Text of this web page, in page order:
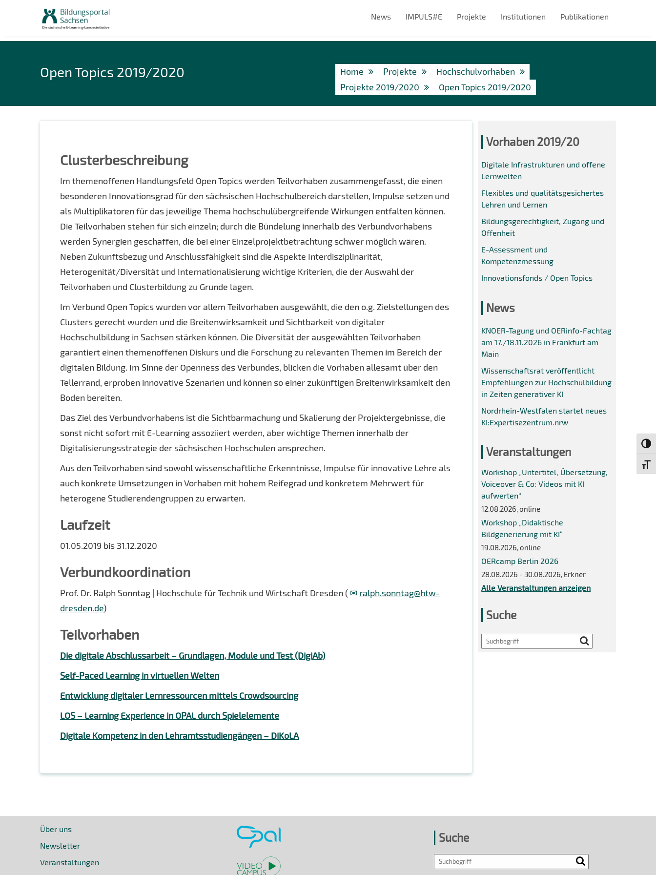
News IMPULS#E Projekte Institutionen Publikationen
Open Topics 2019/2020 Home Projekte
Hochschulvorhaben
Projekte 2019/2020
Open Topics 2019/2020
Clusterbeschreibung
Im themenoffenen Handlungsfeld Open Topics werden Teilvorhaben zusammengefasst, die einen
besonderen Innovationsgrad für den sächsischen Hochschulbereich darstellen, Impulse setzen und
als Multiplikatoren für das jeweilige Thema hochschulübergreifende Wirkungen entfalten können.
Die Teilvorhaben stehen für sich einzeln; durch die Bündelung innerhalb des Verbundvorhabens
werden Synergien geschaffen, die bei einer Einzelprojektbetrachtung schwer möglich wären.
Neben Zukunftsbezug und Anschlussfähigkeit sind die Aspekte Interdisziplinarität,
Heterogenität/Diversität und Internationalisierung wichtige Kriterien, die der Auswahl der
Teilvorhaben und Clusterbildung zu Grunde lagen.
Im Verbund Open Topics wurden vor allem Teilvorhaben ausgewählt, die den o.g. Zielstellungen des
Clusters gerecht wurden und die Breitenwirksamkeit und Sichtbarkeit von digitaler
Hochschulbildung in Sachsen stärken können. Die Diversität der ausgewählten Teilvorhaben
garantiert einen themenoffenen Diskurs und die Forschung zu relevanten Themen im Bereich der
digitalen Bildung. Im Sinne der Openness des Verbundes, blicken die Vorhaben allesamt über den
Tellerrand, erproben innovative Szenarien und können so einer zukünftigen Breitenwirksamkeit den
Boden bereiten.
Das Ziel des Verbundvorhabens ist die Sichtbarmachung und Skalierung der Projektergebnisse, die
sonst nicht sofort mit E-Learning assoziiert werden, aber wichtige Themen innerhalb der
Digitalisierungsstrategie der sächsischen Hochschulen ansprechen.
Aus den Teilvorhaben sind sowohl wissenschaftliche Erkenntnisse, Impulse für innovative Lehre als
auch konkrete Umsetzungen in Vorhaben mit hohem Reifegrad und konkretem Mehrwert für
heterogene Studierendengruppen zu erwarten.
Laufzeit
01.05.2019 bis 31.12.2020
Verbundkoordination
Prof. Dr. Ralph Sonntag | Hochschule für Technik und Wirtschaft Dresden (
ralph.sonntag@htw-
dresden.de)
Teilvorhaben
Die digitale Abschlussarbeit – Grundlagen, Module und Test (DigiAb)
Self-Paced Learning in virtuellen Welten
Entwicklung digitaler Lernressourcen mittels Crowdsourcing
LOS – Learning Experience in OPAL durch Spielelemente
Digitale Kompetenz in den Lehramtsstudiengängen – DiKoLA
Vorhaben 2019/20
Digitale Infrastrukturen und offene
Lernwelten
Flexibles und qualitätsgesichertes
Lehren und Lernen
Bildungsgerechtigkeit, Zugang und
Offenheit
E-Assessment und
Kompetenzmessung
Innovationsfonds / Open Topics
News
KNOER-Tagung und OERinfo-Fachtag
am 17./18.11.2026 in Frankfurt am
Main
Wissenschaftsrat veröffentlicht
Empfehlungen zur Hochschulbildung
in Zeiten generativer KI
Nordrhein-Westfalen startet neues
KI:Expertisezentrum.nrw
Veranstaltungen
Workshop „Untertitel, Übersetzung,
Voiceover & Co: Videos mit KI
aufwerten“
12.08.2026, online
Workshop „Didaktische
Bildgenerierung mit KI“
19.08.2026, online
OERcamp Berlin 2026
28.08.2026 - 30.08.2026, Erkner
Alle Veranstaltungen anzeigen
Suche
Search
Über uns
Newsletter
Veranstaltungen
Suche